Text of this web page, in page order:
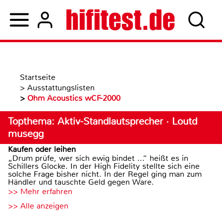
Startseite
> Ausstattungslisten
> Ohm Acoustics wCF-2000
Topthema: Aktiv-Standlautsprecher · Loutd
musegg
Kaufen oder leihen
„Drum prüfe, wer sich ewig bindet ...“ heißt es in
Schillers Glocke. In der High Fidelity stellte sich eine
solche Frage bisher nicht. In der Regel ging man zum
Händler und tauschte Geld gegen Ware.
>> Mehr erfahren
>> Alle anzeigen